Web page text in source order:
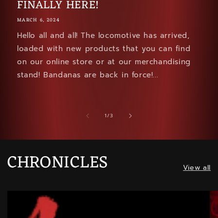
FINALLY HERE!
MARCH 6, 2024
Hello all and all! The locomotive has arrived,
loaded with new products that you can find
on our online store or at our merchandising
stand! Bandanas are back in force!...
1/of
3
CHRONICLES View all